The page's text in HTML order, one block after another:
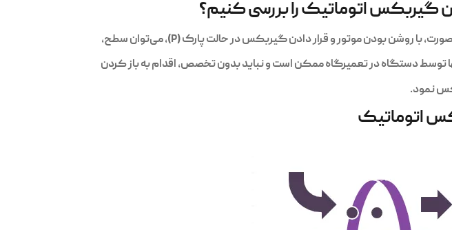
گیربکس اتوماتیک را بررسی کنیم؟
دستگاه در تعمیرگاه ممکن است و نباید بدون تخصص، اقدام به باز کردن
نمود.
اتوماتیک